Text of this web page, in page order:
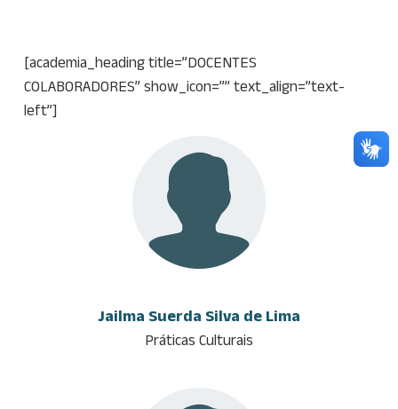
[academia_heading title=”DOCENTES
COLABORADORES” show_icon=”” text_align=”text-
left”]
Jailma Suerda Silva de Lima
Práticas Culturais